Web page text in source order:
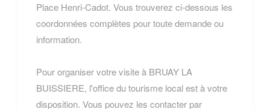
Place Henri-Cadot. Vous trouverez ci-dessous les
coordonnées complètes pour toute demande ou
information.
Pour organiser votre visite à BRUAY LA
BUISSIERE, l'office du tourisme local est à votre
disposition. Vous pouvez les contacter par